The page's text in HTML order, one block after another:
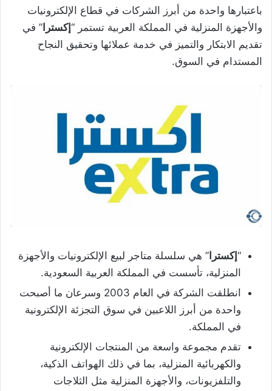
باعتبارها واحدة من أبرز الشركات في قطاع الإلكترونيات
والأجهزة المنزلية في المملكة العربية تستمر “إكسترا ” في
تقديم الابتكار والتميز في خدمة عملائها وتحقيق النجاح
المستدام في السوق.
“إكسترا ” هي سلسلة متاجر لبيع الإلكترونيات والأجهزة
المنزلية، تأسست في المملكة العربية السعودية.
انطلقت الشركة في العام 2003 وسرعان ما أصبحت
واحدة من أبرز اللاعبين في سوق التجزئة الإلكترونية
في المملكة.
تقدم مجموعة واسعة من المنتجات الإلكترونية
والكهربائية المنزلية، بما في ذلك الهواتف الذكية،
والتلفزيونات، والأجهزة المنزلية مثل الثلاجات